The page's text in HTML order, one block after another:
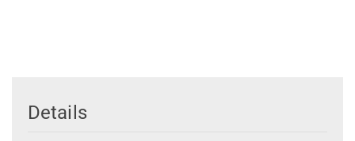
Details